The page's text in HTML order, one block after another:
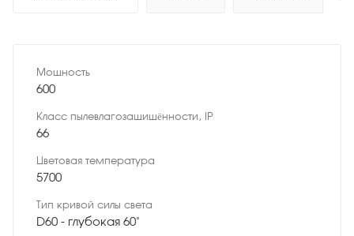
Мощность
600
Класс пылевлагозащищённости, IP
66
Цветовая температура
5700
Тип кривой силы света
D60 - глубокая 60˚